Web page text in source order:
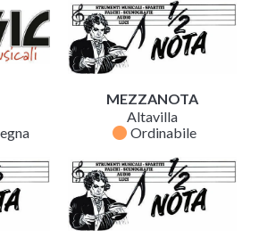
MEZZANOTA
Altavilla
fiber_manual_record Ordinabile